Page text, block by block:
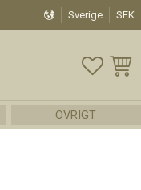
Sverige SEK
ÖVRIGT